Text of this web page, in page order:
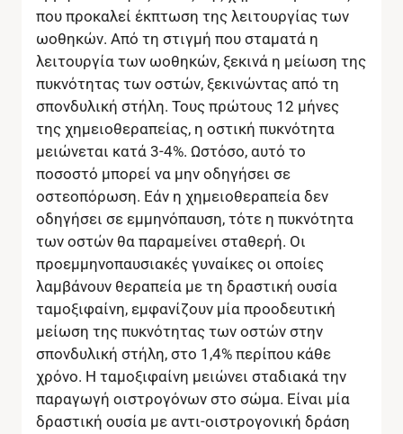
που προκαλεί έκπτωση της λειτουργίας των
ωοθηκών. Από τη στιγμή που σταματά η
λειτουργία των ωοθηκών, ξεκινά η μείωση της
πυκνότητας των οστών, ξεκινώντας από τη
σπονδυλική στήλη. Τους πρώτους 12 μήνες
της χημειοθεραπείας, η οστική πυκνότητα
μειώνεται κατά 3-4%. Ωστόσο, αυτό το
ποσοστό μπορεί να μην οδηγήσει σε
οστεοπόρωση. Εάν η χημειοθεραπεία δεν
οδηγήσει σε εμμηνόπαυση, τότε η πυκνότητα
των οστών θα παραμείνει σταθερή. Οι
προεμμηνοπαυσιακές γυναίκες οι οποίες
λαμβάνουν θεραπεία με τη δραστική ουσία
ταμοξιφαίνη, εμφανίζουν μία προοδευτική
μείωση της πυκνότητας των οστών στην
σπονδυλική στήλη, στο 1,4% περίπου κάθε
χρόνο. Η ταμοξιφαίνη μειώνει σταδιακά την
παραγωγή οιστρογόνων στο σώμα. Είναι μία
δραστική ουσία με αντι-οιστρογονική δράση